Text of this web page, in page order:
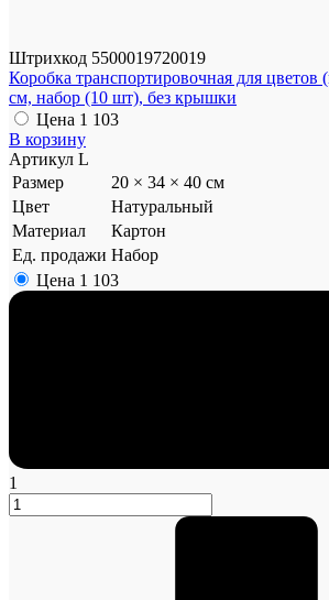
Штрихкод 5500019720019
Коробка транспортировочная для цветов
см, набор (10 шт), без крышки
Цена 1 103
В корзину
Артикул L
Размер
20 × 34 × 40 см
Цвет
Натуральный
Материал
Картон
Ед. продажи Набор
Цена 1 103
1